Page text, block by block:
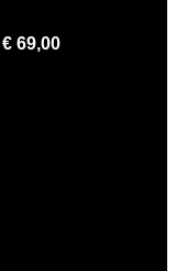
€ 69,00